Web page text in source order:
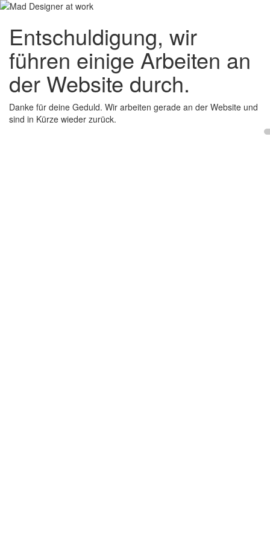
Entschuldigung, wir
führen einige Arbeiten an
der Website durch.
Danke für deine Geduld. Wir arbeiten gerade an der Website und
sind in Kürze wieder zurück.